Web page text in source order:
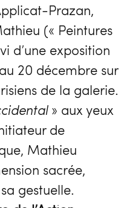
Prazan,
(« Peintures
d’une exposition
20 décembre sur
de la galerie.
» aux yeux
de
Mathieu
sacrée,
gestuelle.